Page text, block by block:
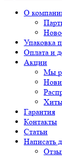
О
Упаковка
Оплата и
Акции
Мы
Гарантия
Контакты
Статьи
Написать